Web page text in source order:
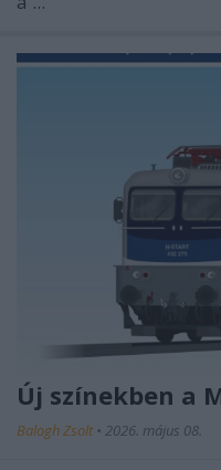
Új színekben a
Balogh Zsolt • 2026. május 08.